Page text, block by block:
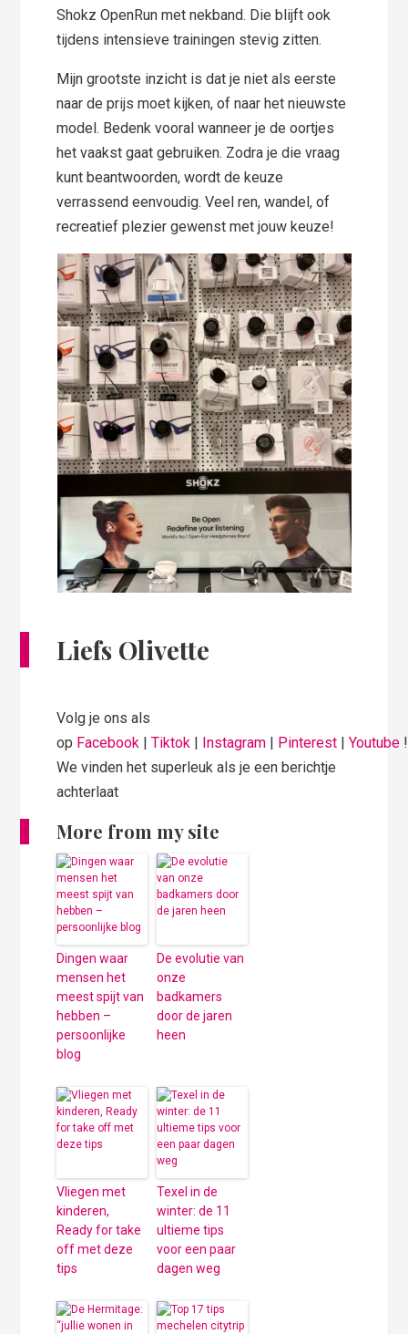
Shokz OpenRun met nekband. Die blijft ook
tijdens intensieve trainingen stevig zitten.
Mijn grootste inzicht is dat je niet als eerste
naar de prijs moet kijken, of naar het nieuwste
model. Bedenk vooral wanneer je de oortjes
het vaakst gaat gebruiken. Zodra je die vraag
kunt beantwoorden, wordt de keuze
verrassend eenvoudig. Veel ren, wandel, of
recreatief plezier gewenst met jouw keuze!
Liefs Olivette
Volg je ons als
op Facebook |Tiktok | Instagram | Pinterest |Youtube !
We vinden het superleuk als je een berichtje
achterlaat
More from my site
Dingen waar
mensen het
meest spijt van
hebben –
persoonlijke
blog
De evolutie van
onze
badkamers
door de jaren
heen
Vliegen met
kinderen,
Ready for take
off met deze
tips
Texel in de
winter: de 11
ultieme tips
voor een paar
dagen weg